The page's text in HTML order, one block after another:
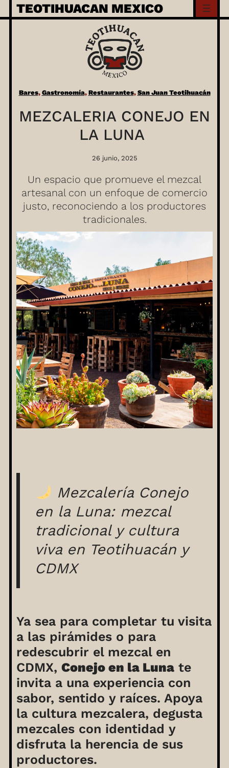
Skip
to
TEOTIHUACAN MEXICO
Bares, Gastronomía, Restaurantes, San Juan Teotihuacán
MEZCALERIA CONEJO EN
LA LUNA
26 junio, 2025
Un espacio que promueve el mezcal
artesanal con un enfoque de comercio
justo, reconociendo a los productores
tradicionales.
Mezcalería Conejo
en la Luna: mezcal
tradicional y cultura
viva en Teotihuacán y
CDMX
Ya sea para completar tu visita
a las pirámides o para
redescubrir el mezcal en
CDMX, Conejo en la Lunate
invita a una experiencia con
sabor, sentido y raíces. Apoya
la cultura mezcalera, degusta
mezcales con identidad y
disfruta la herencia de sus
productores.